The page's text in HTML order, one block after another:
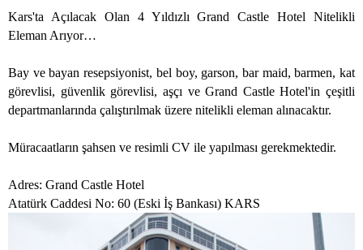
Kars'ta Açılacak Olan 4 Yıldızlı Grand Castle Hotel Nitelikli
Eleman Arıyor…
Bay ve bayan resepsiyonist, bel boy, garson, bar maid, barmen, kat
görevlisi, güvenlik görevlisi, aşçı ve Grand Castle Hotel'in çeşitli
departmanlarında çalıştırılmak üzere nitelikli eleman alınacaktır.
Müracaatların şahsen ve resimli CV ile yapılması gerekmektedir.
Adres: Grand Castle Hotel
Atatürk Caddesi No: 60 (Eski İş Bankası) KARS